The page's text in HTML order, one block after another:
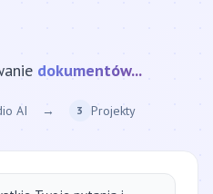
strony internetowej...
AI → 3 Projekty